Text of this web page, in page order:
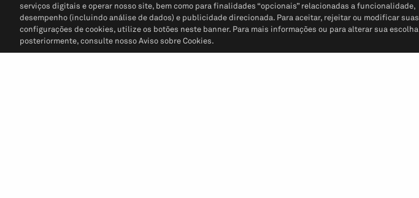
serviços digitais e operar nosso site, bem como para finalidades “opcionais” relacionadas a funcionalidade,
desempenho (incluindo análise de dados) e publicidade direcionada. Para aceitar, rejeitar ou modificar suas
configurações de cookies, utilize os botões neste banner. Para mais informações ou para alterar sua escolha
posteriormente, consulte nosso Aviso sobre Cookies.